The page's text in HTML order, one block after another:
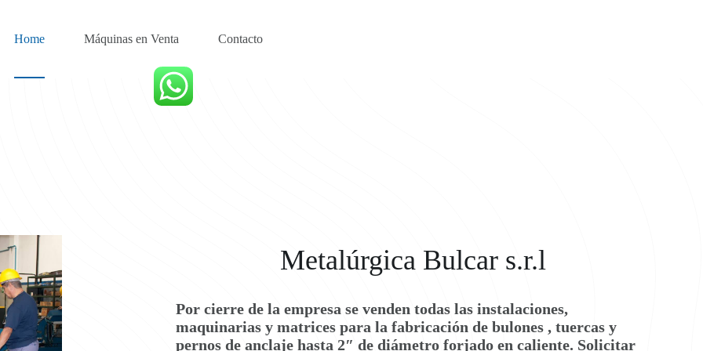
Home Máquinas en Venta Contacto
Metalúrgica Bulcar s.r.l
Por cierre de la empresa se venden todas las instalaciones,
maquinarias y matrices para la fabricación de bulones , tuercas y
pernos de anclaje hasta 2″ de diámetro forjado en caliente. Solicitar